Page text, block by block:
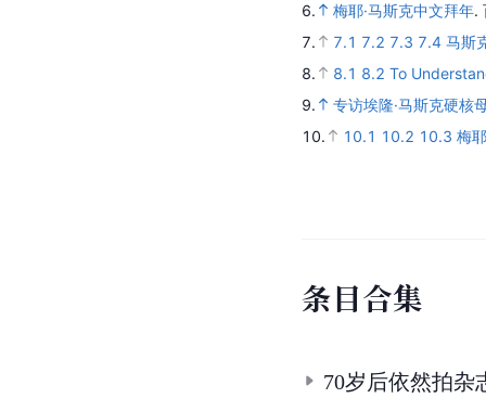
6.
梅耶·马斯克中文拜年.
7.
7.1 7.2 7.3 7.4 马斯
8.
8.1 8.2 To
9.
专访埃隆·马斯克硬核
10.
10.1 10.2 10.3 梅
条目合集
70岁后依然拍杂